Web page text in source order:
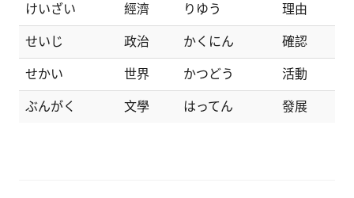
けいざい 經濟 りゆう 理由
せいじ 政治 かくにん 確認
せかい 世界 かつどう 活動
ぶんがく 文學 はってん 發展